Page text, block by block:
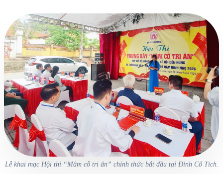
Lễ khai mạc Hội thi “Mâm cỗ tri ân” chính thức bắt đầu tại Đình Cổ Tích.